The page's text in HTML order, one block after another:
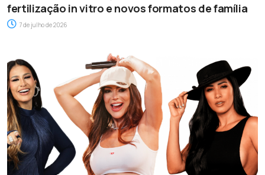
fertilização in vitro e novos formatos de família
7 de julho de 2026